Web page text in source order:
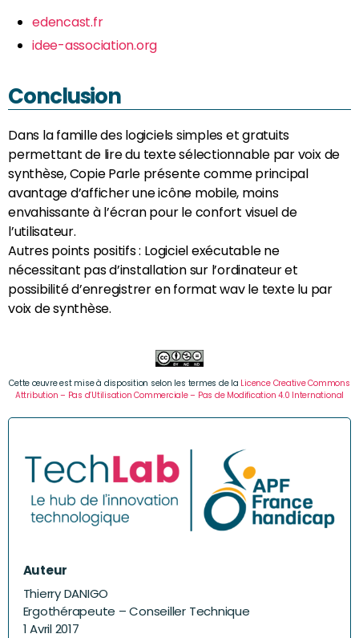
edencast.fr
idee-association.org
Conclusion
Dans la famille des logiciels simples et gratuits
permettant de lire du texte sélectionnable par voix de
synthèse, Copie Parle présente comme principal
avantage d’afficher une icône mobile, moins
envahissante à l’écran pour le confort visuel de
l’utilisateur.
Autres points positifs : Logiciel exécutable ne
nécessitant pas d’installation sur l’ordinateur et
possibilité d’enregistrer en format wav le texte lu par
voix de synthèse.
Cette œuvre est mise à disposition selon les termes de la Licence Creative Commons
Attribution – Pas d’Utilisation Commerciale – Pas de Modification 4.0 International
Auteur
Thierry DANIGO
Ergothérapeute – Conseiller Technique
1 Avril 2017